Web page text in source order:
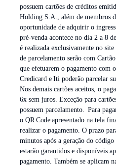
possuem cartões de créditos
Holding S.A., além de membros
oportunidade de adquirir o
pré-venda acontece no dia 2 a 8
é realizada exclusivamente no
de parcelamento serão com
que efetuarem o pagamento com
Credicard e Iti poderão parcelar
Nos demais cartões aceitos, o
6x sem juros. Exceção para
possuem parcelamento. Para
o QR Code apresentado na tela
realizar o pagamento. O prazo
minutos após a geração do
estarão garantidos e disponíveis
pagamento. Também se aplicam